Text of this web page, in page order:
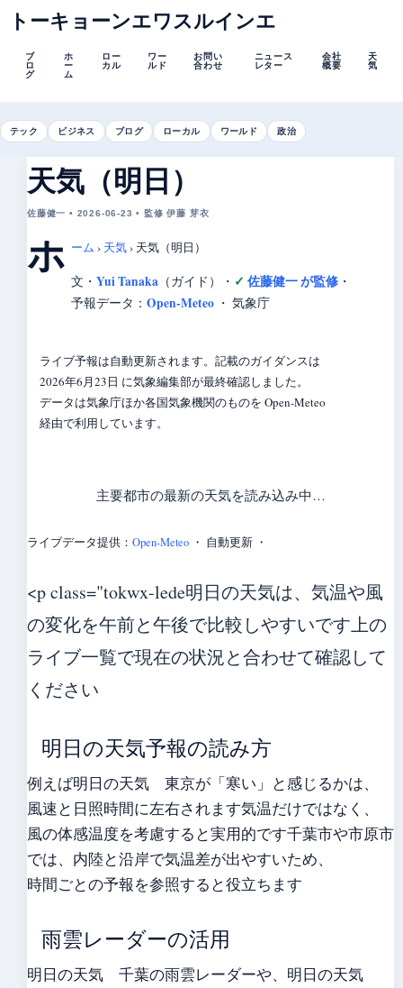
トーキョーンエワスルインエ
ブ
ロ
グ
ホ
ー
ム
ロー
カル
ワー
ルド
お問い
合わせ
ニュース
レター
会社
概要
天
気
テック ビジネス ブログ ローカル ワールド 政治
天気（明日）
佐藤健一 • 2026-06-23 • 監修 伊藤 芽衣
ホ ーム › 天気› 天気（明日）
文・ Yui Tanaka （ガイド） ・ 佐藤健一 が監修 ・
予報データ： Open-Meteo ・ 気象庁
ライブ予報は自動更新されます。記載のガイダンスは
2026年6月23日 に気象編集部が最終確認しました。
データは気象庁ほか各国気象機関のものを Open-Meteo
経由で利用しています。
主要都市の最新の天気を読み込み中…
ライブデータ提供： Open-Meteo ・ 自動更新 ・
<p class="tokwx-lede明日の天気は、気温や風
の変化を午前と午後で比較しやすいです上の
ライブ一覧で現在の状況と合わせて確認して
ください
明日の天気予報の読み方
例えば明日の天気 東京が「寒い」と感じるかは、
風速と日照時間に左右されます気温だけではなく、
風の体感温度を考慮すると実用的です千葉市や市原市
では、内陸と沿岸で気温差が出やすいため、
時間ごとの予報を参照すると役立ちます
雨雲レーダーの活用
明日の天気 千葉の雨雲レーダーや、明日の天気